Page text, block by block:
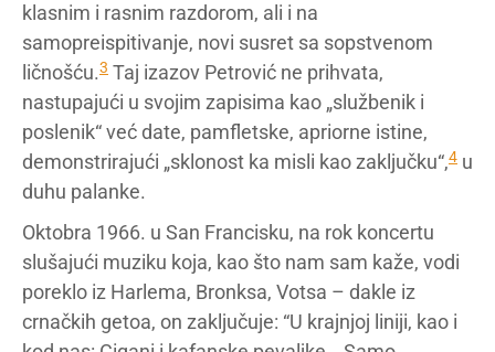
klasnim i rasnim razdorom, ali i na
samopreispitivanje, novi susret sa sopstvenom
ličnošću.3 Taj izazov Petrović ne prihvata,
nastupajući u svojim zapisima kao „službenik i
poslenik“ već date, pamfletske, apriorne istine,
demonstrirajući „sklonost ka misli kao zaključku“,4 u
duhu palanke.
Oktobra 1966. u San Francisku, na rok koncertu
slušajući muziku koja, kao što nam sam kaže, vodi
poreklo iz Harlema, Bronksa, Votsa – dakle iz
crnačkih getoa, on zaključuje: “U krajnjoj liniji, kao i